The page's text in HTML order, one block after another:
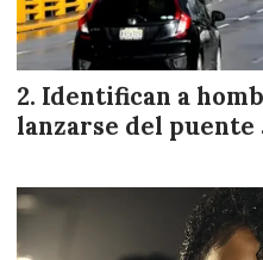
Identifican a
lanzarse del puente